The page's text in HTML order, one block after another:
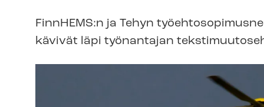
FinnHEMS:n ja Tehyn
kävivät läpi työnantajan